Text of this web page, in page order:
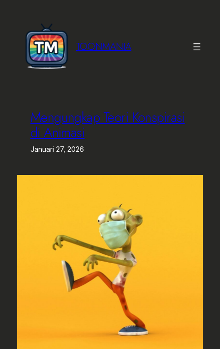
TOONMANIA
Mengungkap Teori Konspirasi
di Animasi
Januari 27, 2026